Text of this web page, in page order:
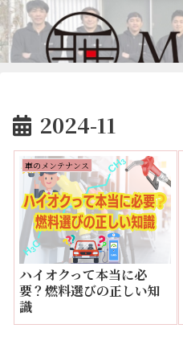
2024-11
車のメンテナンス
ハイオクって本当に必
要？燃料選びの正しい知
識